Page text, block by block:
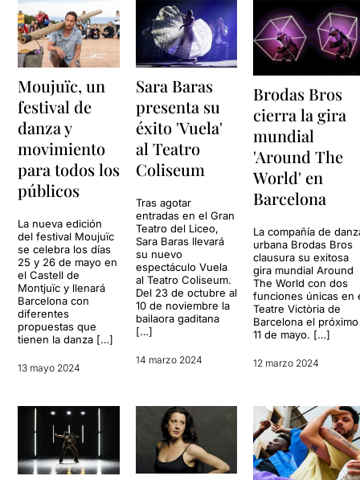
Moujuïc, un
festival de
danza y
movimiento
para todos los
públicos
La nueva edición
del festival Moujuïc
se celebra los días
25 y 26 de mayo en
el Castell de
Montjuïc y llenará
Barcelona con
diferentes
propuestas que
tienen la danza […]
13 mayo 2024
Sara Baras
presenta su
éxito 'Vuela'
al Teatro
Coliseum
Tras agotar
entradas en el Gran
Teatro del Liceo,
Sara Baras llevará
su nuevo
espectáculo Vuela
al Teatro Coliseum.
Del 23 de octubre al
10 de noviembre la
bailaora gaditana
[…]
14 marzo 2024
Brodas Bros
cierra la gira
mundial
'Around The
World' en
Barcelona
La compañía de
urbana Brodas Bros
clausura su exitosa
gira mundial Around
The World con dos
funciones únicas en
Teatre Victòria de
Barcelona el próximo
11 de mayo. […]
12 marzo 2024